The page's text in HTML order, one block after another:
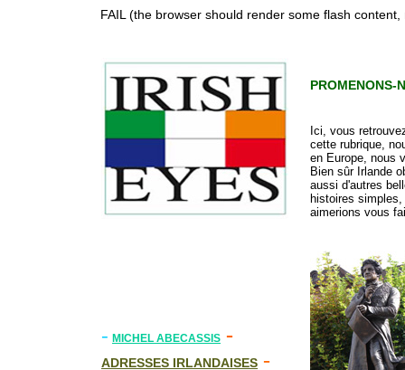
FAIL (the browser should render some flash content,
- MICHEL ABECASSIS -
ADRESSES IRLANDAISES -
PROMENONS-
Ici, vous
cette rubrique,
en Europe, nous
Bien sûr Irlande
aussi d'autres
histoires
aimerions vous